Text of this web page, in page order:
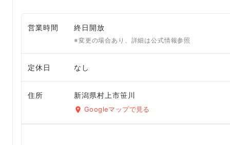
営業時間 終日開放
※変更の場合あり、詳細は公式情報参照
定休日 なし
住所 新潟県村上市笹川
Googleマップで見る